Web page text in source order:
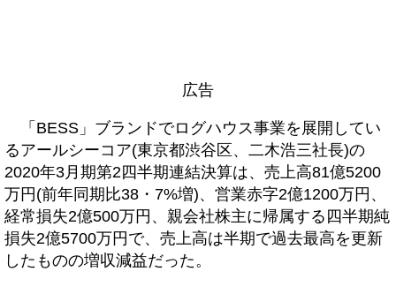
広告
「BESS」ブランドでログハウス事業を展開してい
るアールシーコア(東京都渋谷区、二木浩三社長)の
2020年3月期第2四半期連結決算は、売上高81億5200
万円(前年同期比38・7%増)、営業赤字2億1200万円、
経常損失2億500万円、親会社株主に帰属する四半期純
損失2億5700万円で、売上高は半期で過去最高を更新
したものの増収減益だった。